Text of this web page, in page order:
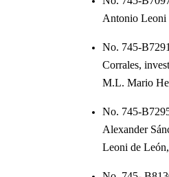
Antonio Leoni
No. 745-
Corrales,
M.L. Mario
No. 745-
Alexander
Leoni de